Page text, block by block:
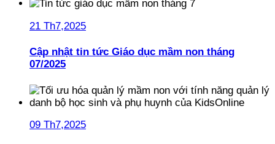
21 Th7,2025
Cập nhật tin tức Giáo dục mầm non tháng
07/2025
09 Th7,2025